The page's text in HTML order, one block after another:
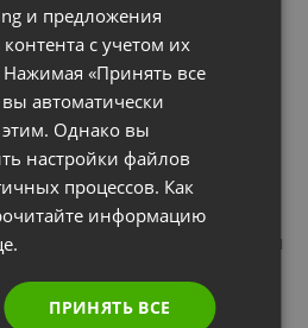
стандарт SLA
стандарты услуг и
PORTUGUESE
ITALIAN
и предложения
с учетом их
«Принять все
автоматически
этим. Однако вы
настройки файлов
процессов. Как
информацию
ПРИНЯТЬ ВСЕ